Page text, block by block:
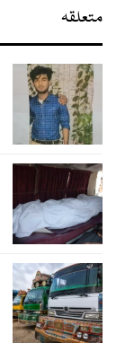
متعلقہ